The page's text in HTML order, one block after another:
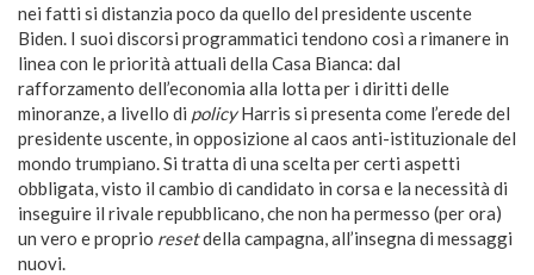
nei fatti si distanzia poco da quello del presidente uscente
Biden. I suoi discorsi programmatici tendono così a rimanere in
linea con le priorità attuali della Casa Bianca: dal
rafforzamento dell’economia alla lotta per i diritti delle
minoranze, a livello di policyHarris si presenta come l’erede del
presidente uscente, in opposizione al caos anti-istituzionale del
mondo trumpiano. Si tratta di una scelta per certi aspetti
obbligata, visto il cambio di candidato in corsa e la necessità di
inseguire il rivale repubblicano, che non ha permesso (per ora)
un vero e proprio resetdella campagna, all’insegna di messaggi
nuovi.